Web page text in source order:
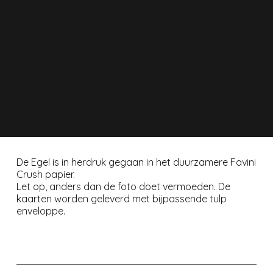
De Egel is in herdruk gegaan in het duurzamere Favini
Crush papier.
Let op, anders dan de foto doet vermoeden. De
kaarten worden geleverd met bijpassende tulp
enveloppe.